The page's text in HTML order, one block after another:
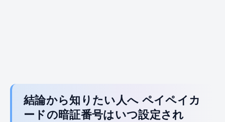
結論から知りたい人へ ペイペイカ
ードの暗証番号はいつ設定され